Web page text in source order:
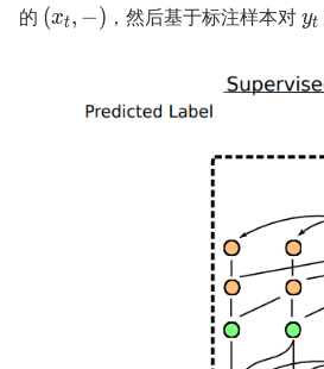
的 (xt, −) ，然后基于标注样本对 yt